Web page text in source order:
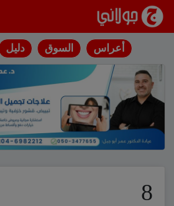
انتقل إلى المحتوى
أعراس السوق دليل
8